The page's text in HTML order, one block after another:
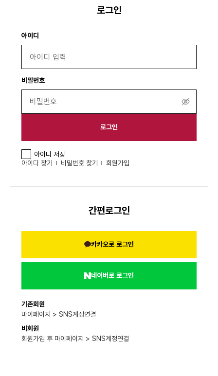
로그인
아이디
비밀번호
비
밀
로그인
아이디 저장
아이디 찾기
비밀번호 찾기 회원가입
간편로그인
카카오로 로그인
네이버로 로그인
기존회원
마이페이지 > SNS계정연결
비회원
회원가입 후 마이페이지 > SNS계정연결